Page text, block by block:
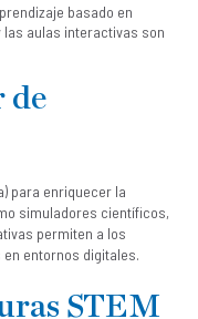
basado en
las aulas interactivas son
de
para enriquecer la
simuladores científicos,
permiten a los
entornos digitales.
STEM